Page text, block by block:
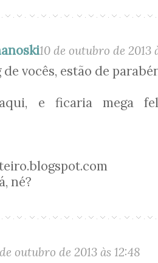
10 de outubro de 2013
vocês, estão de
e ficaria mega
né?
outubro de 2013 às 12:48